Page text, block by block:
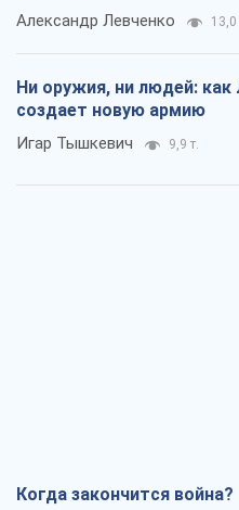
Александр Левченко 13,0
Ни оружия, ни людей:
создает новую армию
Игар Тышкевич 9,9 т.
Когда закончится война?